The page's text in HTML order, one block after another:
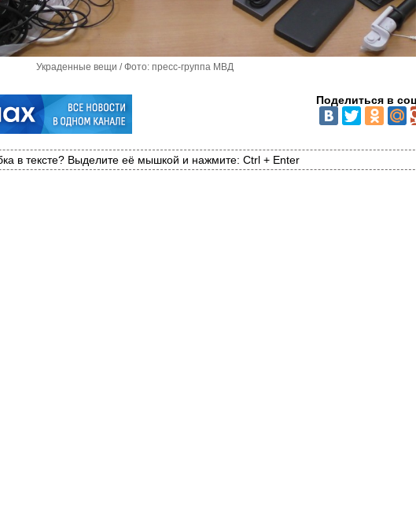
Украденные вещи / Фото: пресс-группа МВД
Поделиться в
в тексте? Выделите её мышкой и нажмите: Ctrl + Enter